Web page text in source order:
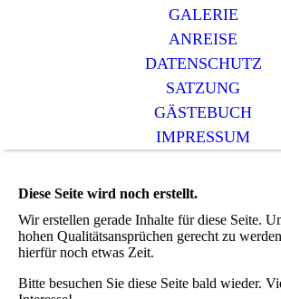
GALERIE
ANREISE
DATENSCHUTZ
SATZUNG
GÄSTEBUCH
IMPRESSUM
Diese Seite wird noch erstellt.
Wir erstellen gerade Inhalte für diese Seite.
hohen Qualitätsansprüchen gerecht zu
hierfür noch etwas Zeit.
Bitte besuchen Sie diese Seite bald wieder.